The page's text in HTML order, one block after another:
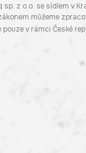
z o.o. se sídlem v
můžeme
pouze v rámci České